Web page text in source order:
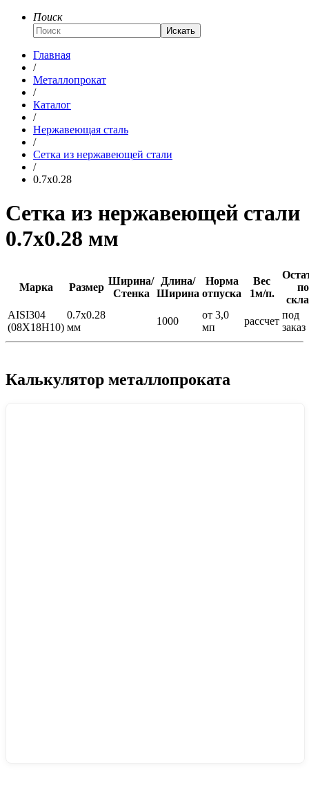
Поиск
Искать
Главная
/
Металлопрокат
/
Каталог
/
Нержавеющая сталь
/
Сетка из нержавеющей стали
/
0.7x0.28
Сетка из нержавеющей стали
0.7x0.28 мм
Марка Размер
Ширина/
Стенка
Длина/
Ширина
Норма
отпуска
Вес
1м/п.
по
AISI304
(08Х18Н10)
0.7x0.28
мм
1000
от 3,0
мп
рассчет
под
заказ
Калькулятор металлопроката